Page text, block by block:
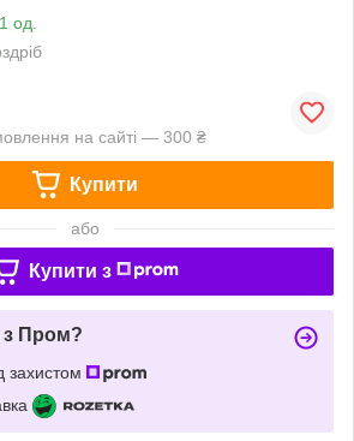
од.
на сайті — 300 ₴
Купити
або
Купити з
з Пром?
захистом